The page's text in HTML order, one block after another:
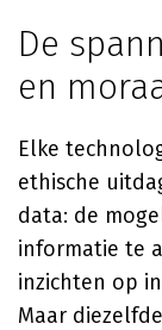
De
en
Elke
ethische
data: de
informatie te
inzichten op
Maar